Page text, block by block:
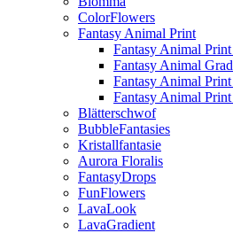
ColorFlowers
Fantasy Animal Print
Fantasy Animal Print
Fantasy Animal
Fantasy Animal
Fantasy Animal
Blätterschwof
BubbleFantasies
Kristallfantasie
Aurora Floralis
FantasyDrops
FunFlowers
LavaLook
LavaGradient